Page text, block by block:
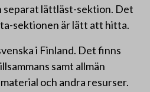
separat lättläst-sektion. Det
sektionen är lätt att hitta.
i Finland. Det finns
samt allmän
och andra resurser.